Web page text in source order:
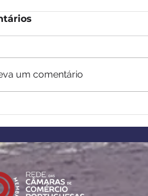
da Lei Europeia
Matérias-Primas
um comentário